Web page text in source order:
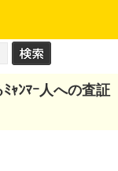
ｬﾝﾏｰ人への査証